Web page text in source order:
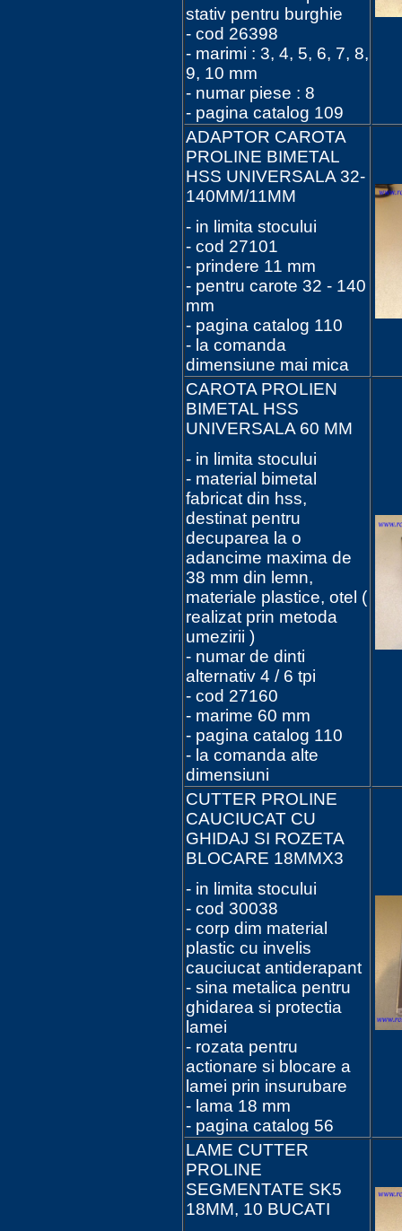
stativ pentru burghie
- cod 26398
- marimi : 3, 4, 5, 6, 7, 8,
9, 10 mm
- numar piese : 8
- pagina catalog 109
ADAPTOR CAROTA
PROLINE BIMETAL
HSS UNIVERSALA 32-
140MM/11MM
- in limita stocului
- cod 27101
- prindere 11 mm
- pentru carote 32 - 140
mm
- pagina catalog 110
- la comanda
dimensiune mai mica
CAROTA PROLIEN
BIMETAL HSS
UNIVERSALA 60 MM
- in limita stocului
- material bimetal
fabricat din hss,
destinat pentru
decuparea la o
adancime maxima de
38 mm din lemn,
materiale plastice, otel (
realizat prin metoda
umezirii )
- numar de dinti
alternativ 4 / 6 tpi
- cod 27160
- marime 60 mm
- pagina catalog 110
- la comanda alte
dimensiuni
CUTTER PROLINE
CAUCIUCAT CU
GHIDAJ SI ROZETA
BLOCARE 18MMX3
- in limita stocului
- cod 30038
- corp dim material
plastic cu invelis
cauciucat antiderapant
- sina metalica pentru
ghidarea si protectia
lamei
- rozata pentru
actionare si blocare a
lamei prin insurubare
- lama 18 mm
- pagina catalog 56
LAME CUTTER
PROLINE
SEGMENTATE SK5
18MM, 10 BUCATI